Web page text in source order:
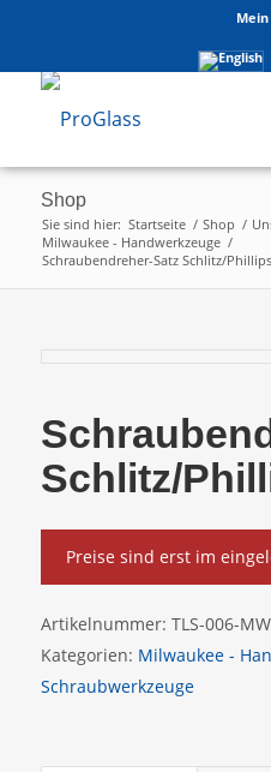
Shop
Sie sind hier: Startseite / Shop /
Milwaukee - Handwerkzeuge /
Schraubendreher-Satz Schlitz/
Schlitz/
Preise sind erst im
Artikelnummer: TLS-006-MW
Kategorien: Milwaukee -
Schraubwerkzeuge